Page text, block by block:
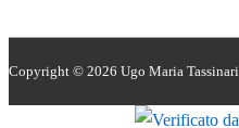
Copyright © 2026 Ugo Maria Tassinari